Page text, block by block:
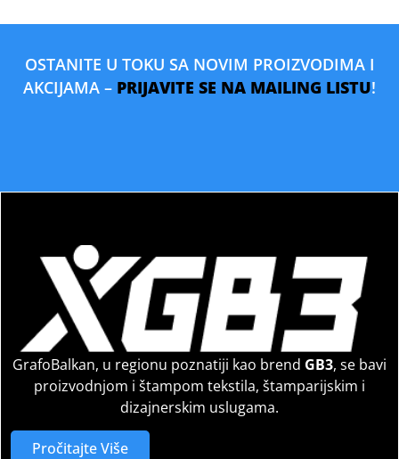
OSTANITE U TOKU SA NOVIM PROIZVODIMA I
AKCIJAMA – PRIJAVITE SE NA MAILING LISTU!
GrafoBalkan, u regionu poznatiji kao brend GB3, se bavi
proizvodnjom i štampom tekstila, štamparijskim i
dizajnerskim uslugama.
Pročitajte Više